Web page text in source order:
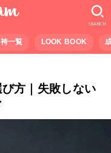
一覧 LOOK BOOK
SEARCH
方｜失敗しない